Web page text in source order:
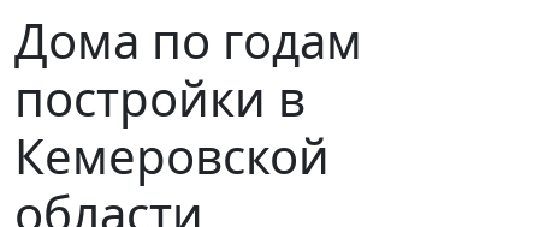
Дома по годам
постройки в
Кемеровской
области